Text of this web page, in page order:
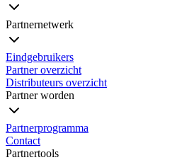
Partnernetwerk
Eindgebruikers
Partner overzicht
Distributeurs overzicht
Partner worden
Partnerprogramma
Contact
Partnertools